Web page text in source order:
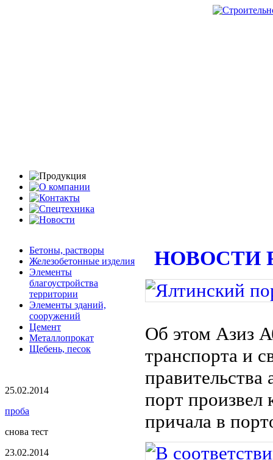
Бетоны, растворы
Железобетонные изделия
Элементы
благоустройства
территории
Элементы зданий,
сооружений
Цемент
Металлопрокат
Щебень, песок
25.02.2014
проба
снова тест
23.02.2014
НОВОСТИ
Об этом Азиз
транспорта и
порт произвел
причала в